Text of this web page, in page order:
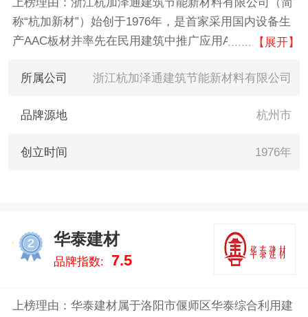
上榜理由：浙江杭加泽通建筑节能新材料有限公司（简
称“杭加新材”）始创于1976年，是首家采用国内设备生
产AAC板材并率先在民用建筑中推广应用AAC板材的企
块）以及绿色建筑系统房屋集成化服务及整体解决方案
【展开】
所属公司 浙江杭加泽通建筑节能新材料有限公司
品牌源地 杭州市
创立时间 1976年
2
华泰建材
品牌指数: 7.5
上榜理由：华泰建材属于洛阳市偃师区华泰综合利用建